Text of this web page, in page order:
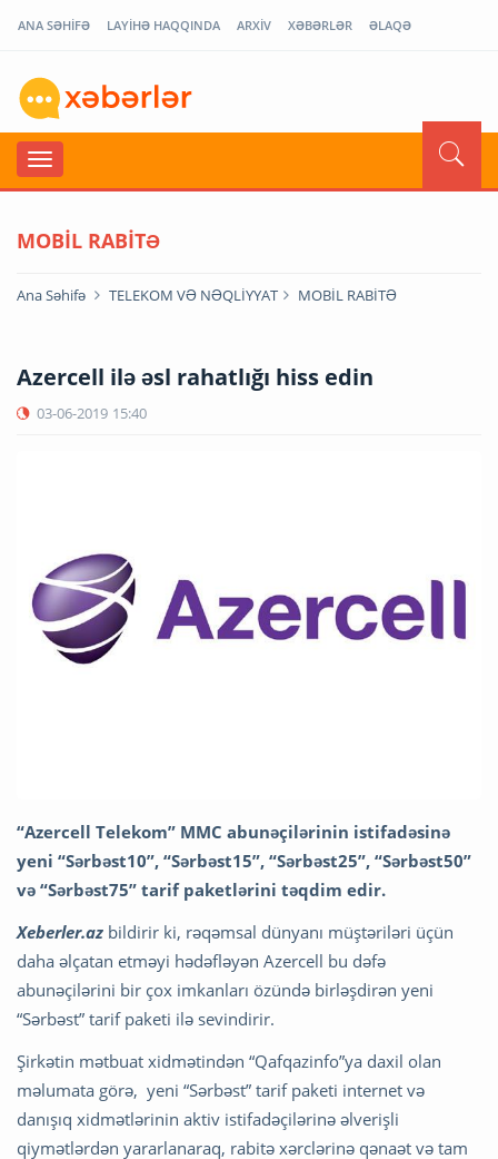
ANA SƏHİFƏ LAYİHƏ HAQQINDA ARXİV XƏBƏRLƏR ƏLAQƏ
MOBİL RABİTƏ
Ana Səhifə TELEKOM VƏ NƏQLİYYAT MOBİL RABİTƏ
Azercell ilə əsl rahatlığı hiss edin
03-06-2019 15:40
“Azercell Telekom” MMC abunəçilərinin istifadəsinə
yeni “Sərbəst10”, “Sərbəst15”, “Sərbəst25”, “Sərbəst50”
və “Sərbəst75” tarif paketlərini təqdim edir.
Xeberler.az bildirir ki, rəqəmsal dünyanı müştəriləri üçün
daha əlçatan etməyi hədəfləyən Azercell bu dəfə
abunəçilərini bir çox imkanları özündə birləşdirən yeni
“Sərbəst” tarif paketi ilə sevindirir.
Şirkətin mətbuat xidmətindən “Qafqazinfo”ya daxil olan
məlumata görə, yeni “Sərbəst” tarif paketi internet və
danışıq xidmətlərinin aktiv istifadəçilərinə əlverişli
qiymətlərdən yararlanaraq, rabitə xərclərinə qənaət və tam